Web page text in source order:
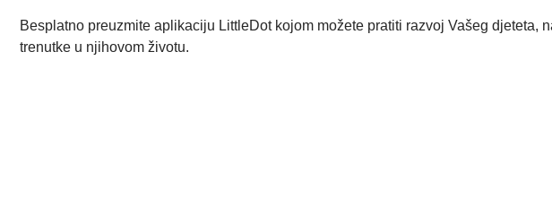
Besplatno preuzmite aplikaciju LittleDot kojom možete pratiti razvoj Vašeg djeteta,
trenutke u njihovom životu.